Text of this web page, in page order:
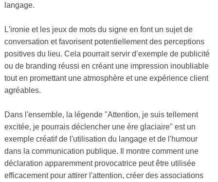
langage.
L'ironie et les jeux de mots du signe en font un sujet de
conversation et favorisent potentiellement des perceptions
positives du lieu. Cela pourrait servir d’exemple de publicité
ou de branding réussi en créant une impression inoubliable
tout en promettant une atmosphère et une expérience client
agréables.
Dans l'ensemble, la légende "Attention, je suis tellement
excitée, je pourrais déclencher une ère glaciaire" est un
exemple créatif de l'utilisation du langage et de l'humour
dans la communication publique. Il montre comment une
déclaration apparemment provocatrice peut être utilisée
efficacement pour attirer l'attention, créer des associations